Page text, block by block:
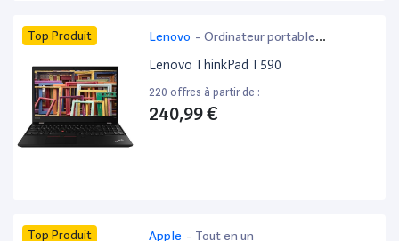
Top Produit Lenovo - Ordinateur portable
bureautique
Lenovo ThinkPad T590
220 offres à partir de :
240,99 €
Top Produit Apple - Tout en un